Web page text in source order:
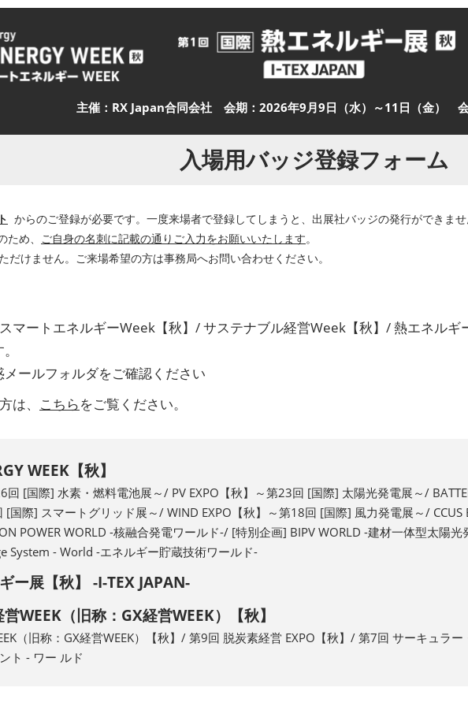
主催：RX Japan合同会社 会期：2026年9月9日（水）～11日（金）
入場用バッジ登録フォーム
からのご登録が必要です。一度来場者で登録してしまうと、出展社バッジの発行ができませ
め、 ご自身の名刺に記載の通りご入力をお願いいたします。
だけません。ご来場希望の方は事務局へお問い合わせください。
マートエネルギーWeek【秋】/ サステナブル経営Week【秋】/ 熱エネル
ールフォルダをご確認ください
は、 こちらをご覧ください。
WEEK【秋】
回 [国際] 水素・燃料電池展～/ PV EXPO【秋】～第23回 [国際] 太陽光発電展～/
[国際] スマートグリッド展～/ WIND EXPO【秋】～第18回 [国際] 風力発電展～/
POWER WORLD -核融合発電ワールド-/ [特別企画] BIPV WORLD -建材一体型太陽
System - World -エネルギー貯蔵技術ワールド-
ー展【秋】 -I-TEX JAPAN-
WEEK（旧称：GX経営WEEK）【秋】
（旧称：GX経営WEEK）【秋】/ 第9回 脱炭素経営 EXPO【秋】/ 第7回 サーキュラ
ト - ワー ルド